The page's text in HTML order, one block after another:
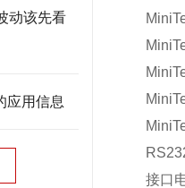
动该先看
应用信息
接口